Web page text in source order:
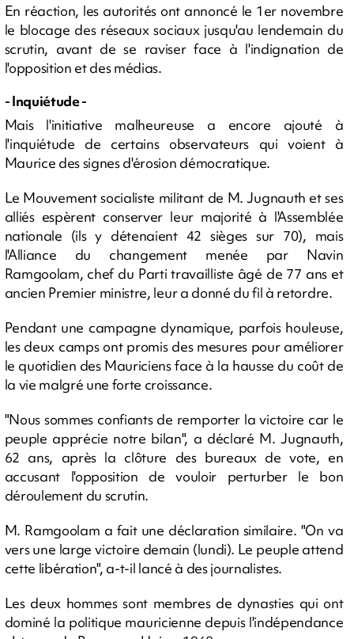
En réaction, les autorités ont annoncé le 1er novembre
le blocage des réseaux sociaux jusqu'au lendemain du
scrutin, avant de se raviser face à l'indignation de
l'opposition et des médias.
- Inquiétude -
Mais l'initiative malheureuse a encore ajouté à
l'inquiétude de certains observateurs qui voient à
Maurice des signes d'érosion démocratique.
Le Mouvement socialiste militant de M. Jugnauth et ses
alliés espèrent conserver leur majorité à l'Assemblée
nationale (ils y détenaient 42 sièges sur 70), mais
l'Alliance du changement menée par Navin
Ramgoolam, chef du Parti travailliste âgé de 77 ans et
ancien Premier ministre, leur a donné du fil à retordre.
Pendant une campagne dynamique, parfois houleuse,
les deux camps ont promis des mesures pour améliorer
le quotidien des Mauriciens face à la hausse du coût de
la vie malgré une forte croissance.
"Nous sommes confiants de remporter la victoire car le
peuple apprécie notre bilan", a déclaré M. Jugnauth,
62 ans, après la clôture des bureaux de vote, en
accusant l'opposition de vouloir perturber le bon
déroulement du scrutin.
M. Ramgoolam a fait une déclaration similaire. "On va
vers une large victoire demain (lundi). Le peuple attend
cette libération", a-t-il lancé à des journalistes.
Les deux hommes sont membres de dynasties qui ont
dominé la politique mauricienne depuis l'indépendance